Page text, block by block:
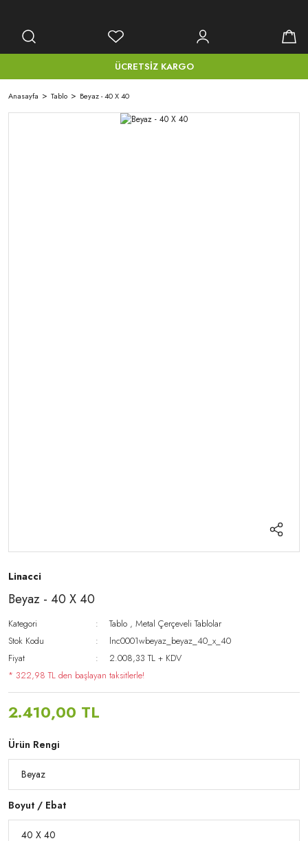
ÜCRETSİZ KARGO
Anasayfa Tablo Beyaz - 40 X 40
Linacci
Beyaz - 40 X 40
Kategori Tablo ,Metal Çerçeveli Tablolar
Stok Kodu
lnc0001wbeyaz_beyaz_40_x_40
Fiyat
2.008,33 TL + KDV
* 322,98 TL den başlayan taksitlerle!
2.410,00 TL
Ürün Rengi
Boyut / Ebat